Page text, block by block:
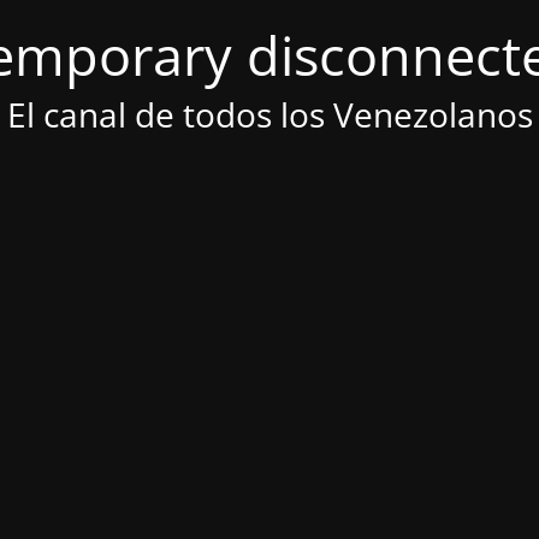
El canal de todos los Venezolanos